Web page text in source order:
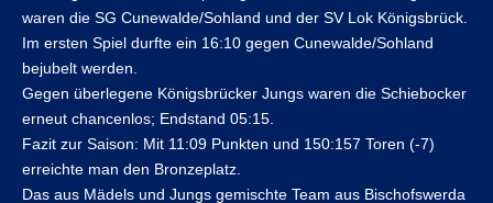
waren die SG Cunewalde/Sohland und der SV Lok Königsbrück.
Im ersten Spiel durfte ein 16:10 gegen Cunewalde/Sohland
bejubelt werden.
Gegen überlegene Königsbrücker Jungs waren die Schiebocker
erneut chancenlos; Endstand 05:15.
Fazit zur Saison: Mit 11:09 Punkten und 150:157 Toren (-7)
erreichte man den Bronzeplatz.
Das aus Mädels und Jungs gemischte Team aus Bischofswerda